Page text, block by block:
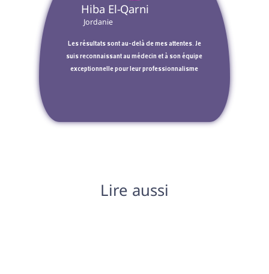
Hiba El-Qarni
Jordanie
suis reconnaissant au médecin et à son équipe
exceptionnelle pour leur professionnalisme
Lire aussi